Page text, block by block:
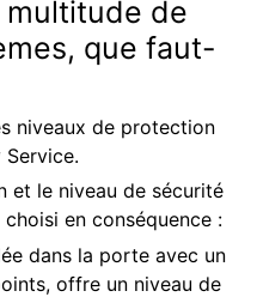
de
que faut-
niveaux de protection
et le niveau de sécurité
en conséquence :
dans la porte avec un
offre un niveau de